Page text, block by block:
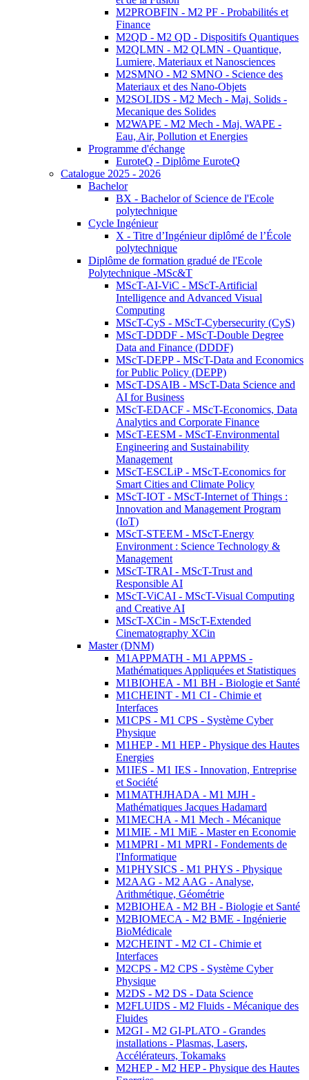
M2PROBFIN - M2 PF - Probabilités et
Finance
M2QD - M2 QD - Dispositifs Quantiques
M2QLMN - M2 QLMN - Quantique,
Lumiere, Materiaux et Nanosciences
M2SMNO - M2 SMNO - Science des
Materiaux et des Nano-Objets
M2SOLIDS - M2 Mech - Maj. Solids -
Mecanique des Solides
M2WAPE - M2 Mech - Maj. WAPE -
Eau, Air, Pollution et Energies
Programme d'échange
EuroteQ - Diplôme EuroteQ
Catalogue 2025 - 2026
Bachelor
BX - Bachelor of Science de l'Ecole
polytechnique
Cycle Ingénieur
X - Titre d’Ingénieur diplômé de l’École
polytechnique
Diplôme de formation gradué de l'Ecole
Polytechnique -MSc&T
MScT-AI-ViC - MScT-Artificial
Intelligence and Advanced Visual
Computing
MScT-CyS - MScT-Cybersecurity (CyS)
MScT-DDDF - MScT-Double Degree
Data and Finance (DDDF)
MScT-DEPP - MScT-Data and Economics
for Public Policy (DEPP)
MScT-DSAIB - MScT-Data Science and
AI for Business
MScT-EDACF - MScT-Economics, Data
Analytics and Corporate Finance
MScT-EESM - MScT-Environmental
Engineering and Sustainability
Management
MScT-ESCLiP - MScT-Economics for
Smart Cities and Climate Policy
MScT-IOT - MScT-Internet of Things :
Innovation and Management Program
(IoT)
MScT-STEEM - MScT-Energy
Environment : Science Technology &
Management
MScT-TRAI - MScT-Trust and
Responsible AI
MScT-ViCAI - MScT-Visual Computing
and Creative AI
MScT-XCin - MScT-Extended
Cinematography XCin
Master (DNM)
M1APPMATH - M1 APPMS -
Mathématiques Appliquées et Statistiques
M1BIOHEA - M1 BH - Biologie et Santé
M1CHEINT - M1 CI - Chimie et
Interfaces
M1CPS - M1 CPS - Système Cyber
Physique
M1HEP - M1 HEP - Physique des Hautes
Energies
M1IES - M1 IES - Innovation, Entreprise
et Société
M1MATHJHADA - M1 MJH -
Mathématiques Jacques Hadamard
M1MECHA - M1 Mech - Mécanique
M1MIE - M1 MiE - Master en Economie
M1MPRI - M1 MPRI - Fondements de
l'Informatique
M1PHYSICS - M1 PHYS - Physique
M2AAG - M2 AAG - Analyse,
Arithmétique, Géométrie
M2BIOHEA - M2 BH - Biologie et Santé
M2BIOMECA - M2 BME - Ingénierie
BioMédicale
M2CHEINT - M2 CI - Chimie et
Interfaces
M2CPS - M2 CPS - Système Cyber
Physique
M2DS - M2 DS - Data Science
M2FLUIDS - M2 Fluids - Mécanique des
Fluides
M2GI - M2 GI-PLATO - Grandes
installations - Plasmas, Lasers,
Accélérateurs, Tokamaks
M2HEP - M2 HEP - Physique des Hautes